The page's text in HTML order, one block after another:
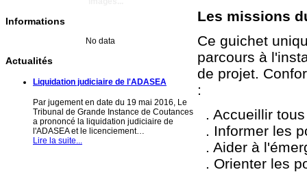
Informations
No data
Actualités
Liquidation judiciaire de l'ADASEA
Par jugement en date du 19 mai 2016, Le
Tribunal de Grande Instance de Coutances
a prononcé la liquidation judiciaire de
l'ADASEA et le licenciement…
Lire la suite...
Les missions
Ce guichet
parcours à
de projet.
:
. Accueillir
. Informer les
. Aider à
. Orienter les